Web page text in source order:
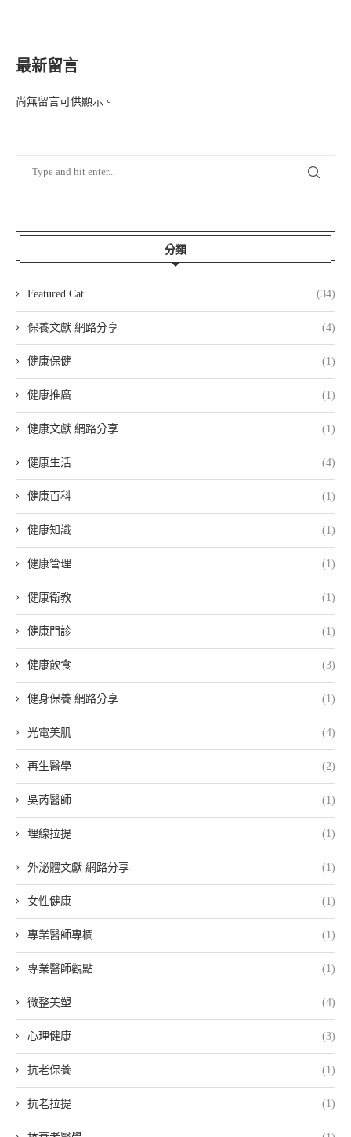
最新留言
尚無留言可供顯示。
分類
Featured Cat (34)
保養文獻 網路分享 (4)
健康保健 (1)
健康推廣 (1)
健康文獻 網路分享 (1)
健康生活 (4)
健康百科 (1)
健康知識 (1)
健康管理 (1)
健康衛教 (1)
健康門診 (1)
健康飲食 (3)
健身保養 網路分享 (1)
光電美肌 (4)
再生醫學 (2)
吳芮醫師 (1)
埋線拉提 (1)
外泌體文獻 網路分享 (1)
女性健康 (1)
專業醫師專欄 (1)
專業醫師觀點 (1)
微整美塑 (4)
心理健康 (3)
抗老保養 (1)
抗老拉提 (1)